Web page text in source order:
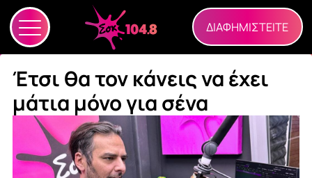
ΔΙΑΦΗΜΙΣΤΕΙΤΕ
Έτσι θα τον κάνεις να έχει
μάτια μόνο για σένα